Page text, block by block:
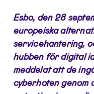
Esbo, den 28
europeiska
servicehantering,
hubben för digital
meddelat att de
cyberhoten genom